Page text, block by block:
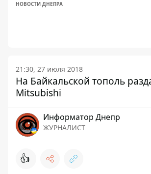
НОВОСТИ ДНЕПРА
21:30, 27 июля 2018
На Байкальской тополь
Mitsubishi
Информатор Днепр
ЖУРНАЛИСТ
👍